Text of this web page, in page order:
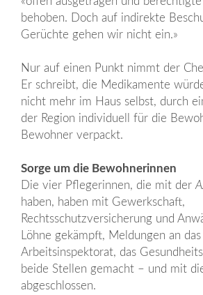
behoben. Doch auf indirekte
Gerüchte gehen wir nicht ein.»
Nur auf einen Punkt nimmt der
Er schreibt, die Medikamente
nicht mehr im Haus selbst, durch
der Region individuell für die
Bewohner verpackt.
Sorge um die Bewohnerinnen
Die vier Pflegerinnen, die mit der
haben, haben mit Gewerkschaft,
Rechtsschutzversicherung und
Löhne gekämpft, Meldungen an das
Arbeitsinspektorat, das
beide Stellen gemacht – und mit
abgeschlossen.